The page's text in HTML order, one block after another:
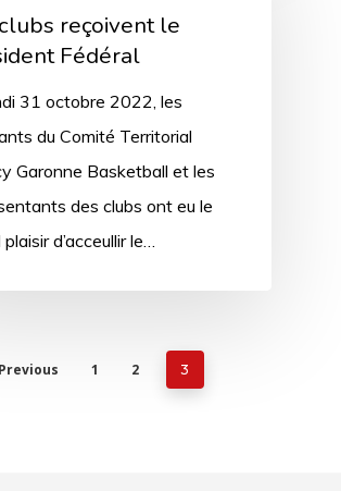
reçoivent le
Fédéral
31 octobre 2022, les
du Comité Territorial
Garonne Basketball et les
des clubs ont eu le
d’acceullir le…
Previous 1 2 3